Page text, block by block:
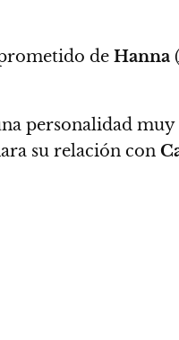
de Hanna (
personalidad
su relación con